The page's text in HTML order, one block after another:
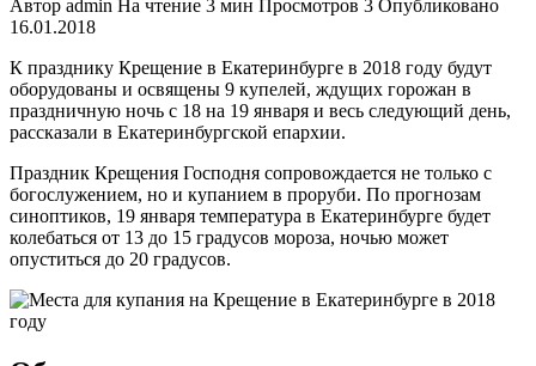
Автор admin На чтение 3 мин Просмотров 3 Опубликовано
16.01.2018
К празднику Крещение в Екатеринбурге в 2018 году будут
оборудованы и освящены 9 купелей, ждущих горожан в
праздничную ночь с 18 на 19 января и весь следующий день,
рассказали в Екатеринбургской епархии.
Праздник Крещения Господня сопровождается не только с
богослужением, но и купанием в проруби. По прогнозам
синоптиков, 19 января температура в Екатеринбурге будет
колебаться от 13 до 15 градусов мороза, ночью может
опуститься до 20 градусов.